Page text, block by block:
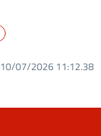
10/07/2026 11:12.38